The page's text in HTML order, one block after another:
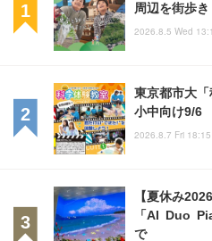
周辺を街歩き
2026.8.5 Wed
東京都市大
小中向け9/6
2026.8.7 Fri 18:15
【夏休み
「AI Duo
で